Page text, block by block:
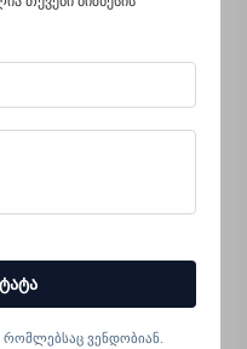
ჩრდილების
4–8
განლაგებული და
ხალათიან და
ბატარეისვენდობიან.